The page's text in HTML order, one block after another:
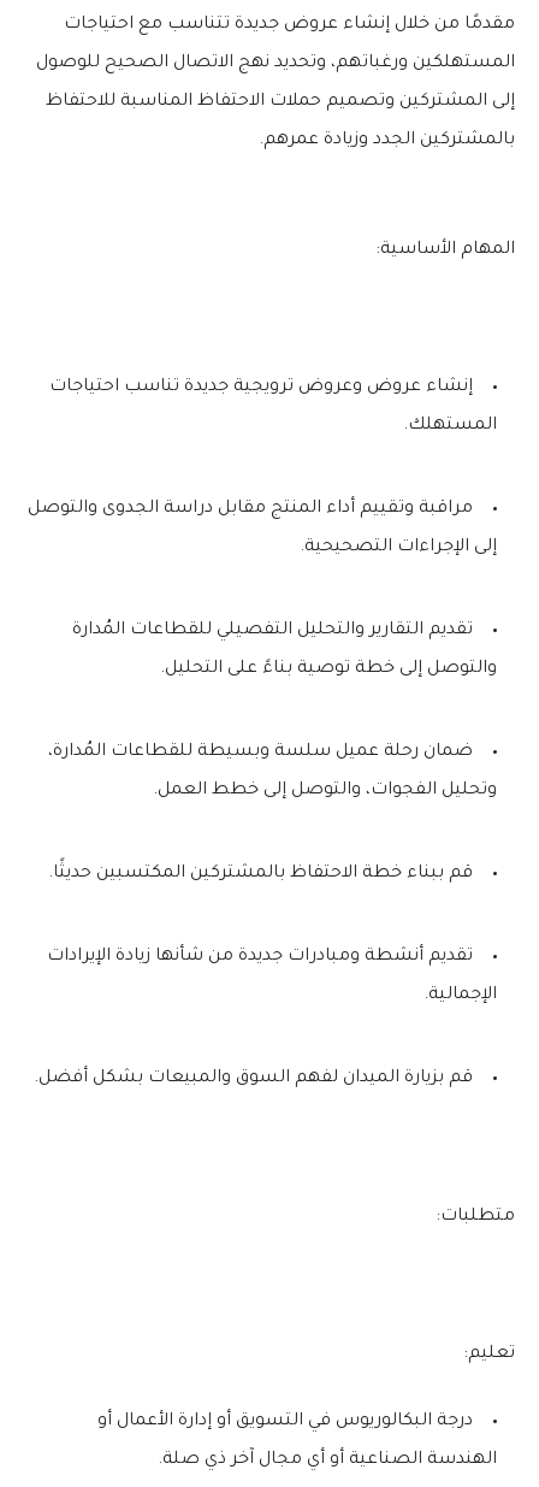
مقدمًا من خلال إنشاء عروض جديدة تتناسب مع احتياجات
المستهلكين ورغباتهم، وتحديد نهج الاتصال الصحيح للوصول
إلى المشتركين وتصميم حملات الاحتفاظ المناسبة للاحتفاظ
بالمشتركين الجدد وزيادة عمرهم.
المهام الأساسية:
إنشاء عروض وعروض ترويجية جديدة تناسب احتياجات
المستهلك.
مراقبة وتقييم أداء المنتج مقابل دراسة الجدوى والتوصل
إلى الإجراءات التصحيحية.
تقديم التقارير والتحليل التفصيلي للقطاعات المُدارة
والتوصل إلى خطة توصية بناءً على التحليل.
ضمان رحلة عميل سلسة وبسيطة للقطاعات المُدارة،
وتحليل الفجوات، والتوصل إلى خطط العمل.
قم ببناء خطة الاحتفاظ بالمشتركين المكتسبين حديثًا.
تقديم أنشطة ومبادرات جديدة من شأنها زيادة الإيرادات
الإجمالية.
قم بزيارة الميدان لفهم السوق والمبيعات بشكل أفضل.
متطلبات:
تعليم:
درجة البكالوريوس في التسويق أو إدارة الأعمال أو
الهندسة الصناعية أو أي مجال آخر ذي صلة.